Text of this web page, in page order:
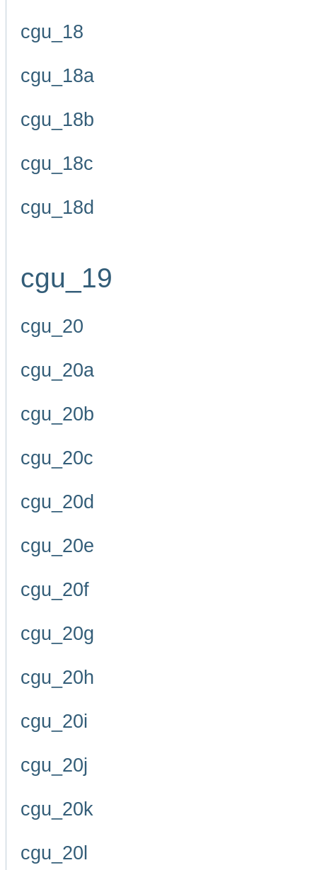
cgu_18
cgu_18a
cgu_18b
cgu_18c
cgu_18d
cgu_19
cgu_20
cgu_20a
cgu_20b
cgu_20c
cgu_20d
cgu_20e
cgu_20f
cgu_20g
cgu_20h
cgu_20i
cgu_20j
cgu_20k
cgu_20l